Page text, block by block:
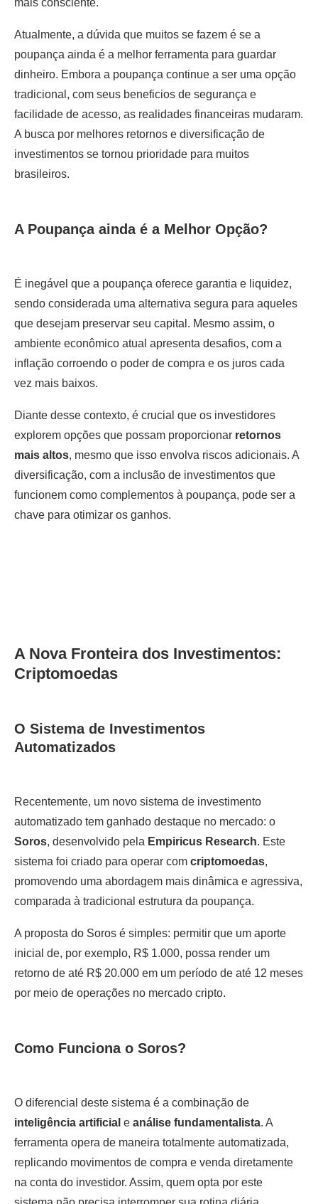
mais consciente.
Atualmente, a dúvida que muitos se fazem é se a
poupança ainda é a melhor ferramenta para guardar
dinheiro. Embora a poupança continue a ser uma opção
tradicional, com seus beneficios de segurança e
facilidade de acesso, as realidades financeiras mudaram.
A busca por melhores retornos e diversificação de
investimentos se tornou prioridade para muitos
brasileiros.
A Poupança ainda é a Melhor Opção?
É inegável que a poupança oferece garantia e liquidez,
sendo considerada uma alternativa segura para aqueles
que desejam preservar seu capital. Mesmo assim, o
ambiente econômico atual apresenta desafios, com a
inflação corroendo o poder de compra e os juros cada
vez mais baixos.
Diante desse contexto, é crucial que os investidores
explorem opções que possam proporcionar retornos
mais altos, mesmo que isso envolva riscos adicionais. A
diversificação, com a inclusão de investimentos que
funcionem como complementos à poupança, pode ser a
chave para otimizar os ganhos.
A Nova Fronteira dos Investimentos:
Criptomoedas
O Sistema de Investimentos
Automatizados
Recentemente, um novo sistema de investimento
automatizado tem ganhado destaque no mercado: o
Soros, desenvolvido pela Empiricus Research. Este
sistema foi criado para operar com criptomoedas,
promovendo uma abordagem mais dinâmica e agressiva,
comparada à tradicional estrutura da poupança.
A proposta do Soros é simples: permitir que um aporte
inicial de, por exemplo, R$ 1.000, possa render um
retorno de até R$ 20.000 em um período de até 12 meses
por meio de operações no mercado cripto.
Como Funciona o Soros?
O diferencial deste sistema é a combinação de
inteligência artificial e análise fundamentalista. A
ferramenta opera de maneira totalmente automatizada,
replicando movimentos de compra e venda diretamente
na conta do investidor. Assim, quem opta por este